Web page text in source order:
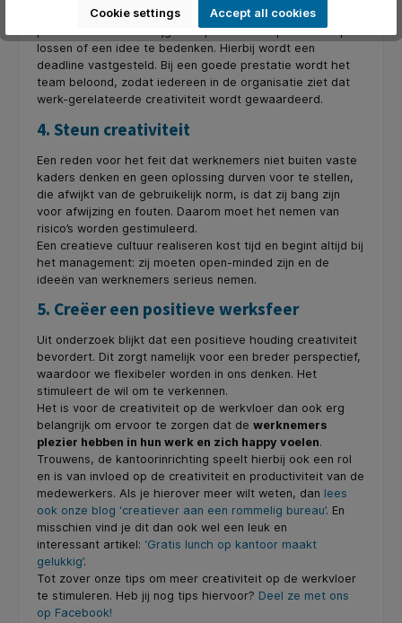
systematische manier om creativiteit op de werkvloer te
promoten. Elk team krijgt de opdracht een probleem op te
lossen of een idee te bedenken. Hierbij wordt een
deadline vastgesteld. Bij een goede prestatie wordt het
team beloond, zodat iedereen in de organisatie ziet dat
werk-gerelateerde creativiteit wordt gewaardeerd.
4. Steun creativiteit
Een reden voor het feit dat werknemers niet buiten vaste
kaders denken en geen oplossing durven voor te stellen,
die afwijkt van de gebruikelijk norm, is dat zij bang zijn
voor afwijzing en fouten. Daarom moet het nemen van
risico’s worden gestimuleerd.
Een creatieve cultuur realiseren kost tijd en begint altijd bij
het management: zij moeten open-minded zijn en de
ideeën van werknemers serieus nemen.
5. Creëer een positieve werksfeer
Uit onderzoek blijkt dat een positieve houding creativiteit
bevordert. Dit zorgt namelijk voor een breder perspectief,
waardoor we flexibeler worden in ons denken. Het
stimuleert de wil om te verkennen.
Het is voor de creativiteit op de werkvloer dan ook erg
belangrijk om ervoor te zorgen dat de werknemers
plezier hebben in hun werk en zich happy voelen.
Trouwens, de kantoorinrichting speelt hierbij ook een rol
en is van invloed op de creativiteit en productiviteit van de
medewerkers. Als je hierover meer wilt weten, dan lees
ook onze blog ‘creatiever aan een rommelig bureau’. En
misschien vind je dit dan ook wel een leuk en
interessant artikel: ‘Gratis lunch op kantoor maakt
gelukkig’.
Tot zover onze tips om meer creativiteit op de werkvloer
te stimuleren. Heb jij nog tips hiervoor? Deel ze met ons
op Facebook!
Cookie settings Accept all cookies